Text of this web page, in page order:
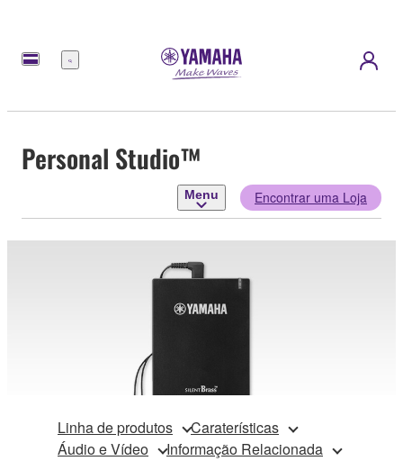
Menu
Personal Studio™
Menu Encontrar uma Loja
Linha de produtos
Caraterísticas
Áudio e Vídeo
Informação Relacionada